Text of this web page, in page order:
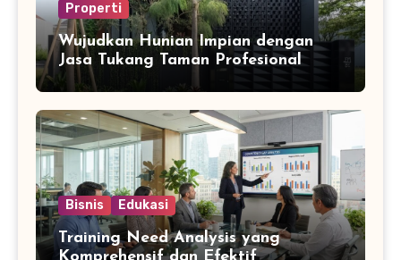
Properti
Wujudkan Hunian Impian dengan
Jasa Tukang Taman Profesional
Bisnis Edukasi
Training Need Analysis yang
Komprehensif dan Efektif